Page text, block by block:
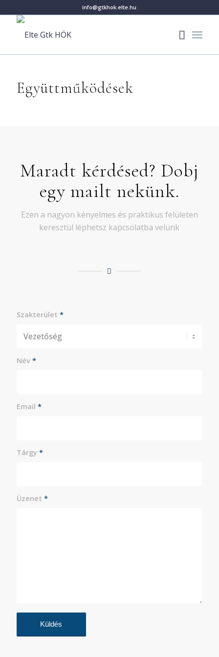
info@gtkhok.elte.hu
Együttműködések
Maradt kérdésed? Dobj
egy mailt nekünk.
Ezen a nagyon kényelmes és praktikus felületen
keresztül léphetsz kapcsolatba velünk
Szakterület *
Név *
Email *
Tárgy *
Üzenet *